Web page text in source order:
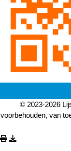
© 2023-2026
voorbehouden, van